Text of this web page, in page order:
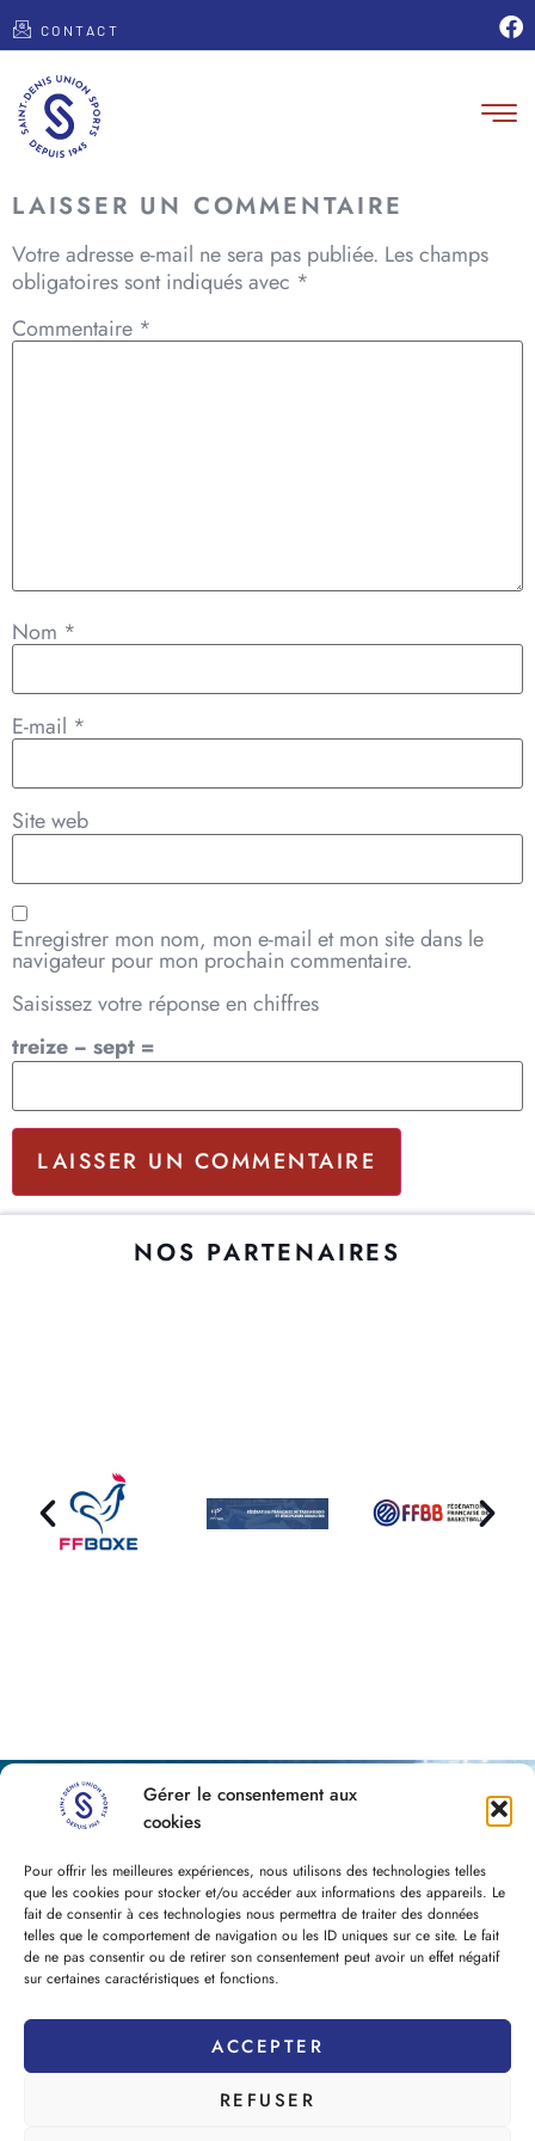
Gérer le consentement aux
cookies
Pour offrir les meilleures expériences, nous utilisons des technologies telles
que les cookies pour stocker et/ou accéder aux informations des appareils. Le
fait de consentir à ces technologies nous permettra de traiter des données
telles que le comportement de navigation ou les ID uniques sur ce site. Le fait
de ne pas consentir ou de retirer son consentement peut avoir un effet négatif
sur certaines caractéristiques et fonctions.
ACCEPTER
REFUSER
CONTACT
LAISSER UN COMMENTAIRE
Votre adresse e-mail ne sera pas publiée. Les champs
obligatoires sont indiqués avec *
Commentaire *
Nom *
E-mail *
Site web
Enregistrer mon nom, mon e-mail et mon site dans le
navigateur pour mon prochain commentaire.
Saisissez votre réponse en chiffres
treize − sept =
NOS PARTENAIRES
NEWSLETTER